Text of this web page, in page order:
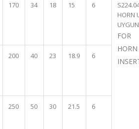
170 34 18 15 6
HORN
FOR
HORN
200 40 23 18.9 6
250 50 30 21.5 6